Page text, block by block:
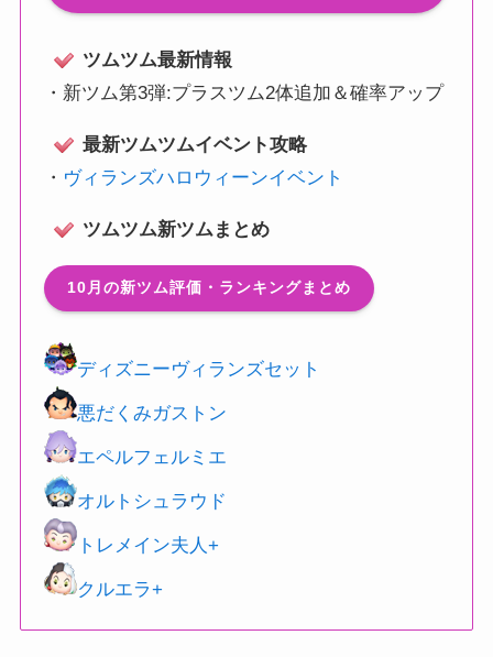
ツムツム最新情報
・ 新ツム第3弾:プラスツム2体追加＆確率アップ
最新ツムツムイベント攻略
・ ヴィランズハロウィーンイベント
ツムツム新ツムまとめ
10月の新ツム評価・ランキングまとめ
ディズニーヴィランズセット
悪だくみガストン
エペルフェルミエ
オルトシュラウド
トレメイン夫人+
クルエラ+